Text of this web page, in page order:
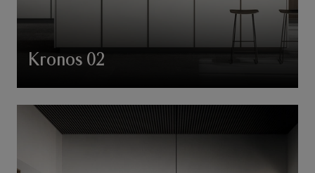
Kronos 02